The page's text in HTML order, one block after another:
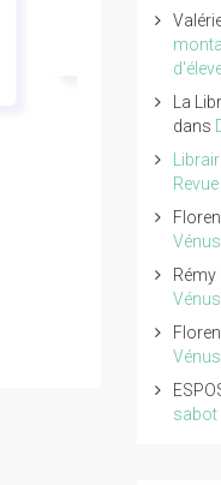
Lire l'article...
La
dans
Rémy
sabot